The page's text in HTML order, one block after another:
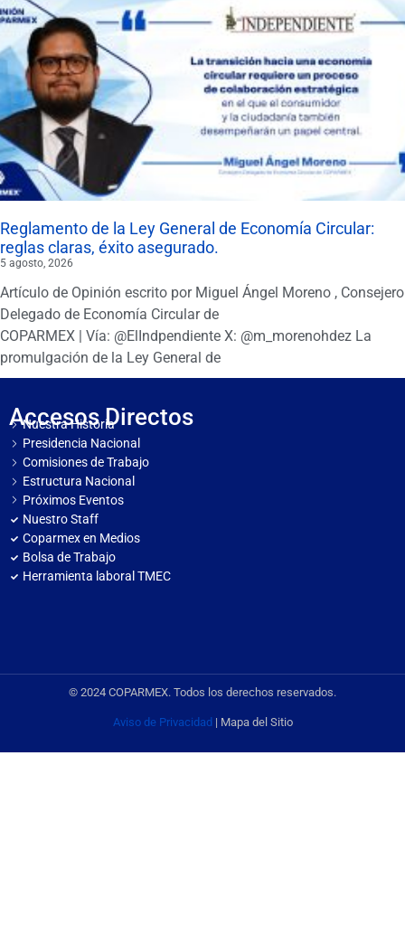
Reglamento de la Ley General de Economía Circular:
reglas claras, éxito asegurado.
5 agosto, 2026
Artículo de Opinión escrito por Miguel Ángel Moreno , Consejero
Delegado de Economía Circular de
COPARMEX | Vía: @ElIndpendiente X: @m_morenohdez La
promulgación de la Ley General de
Accesos Directos
Nuestra Historia
Presidencia Nacional
Comisiones de Trabajo
Estructura Nacional
Próximos Eventos
Nuestro Staff
Coparmex en Medios
Bolsa de Trabajo
Herramienta laboral TMEC
© 2024 COPARMEX. Todos los derechos reservados.
Aviso de Privacidad | Mapa del Sitio